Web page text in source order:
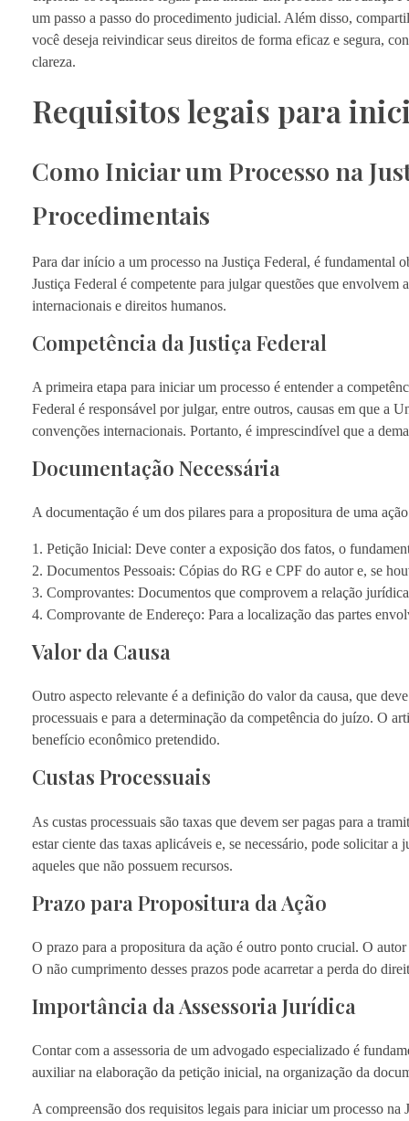
um passo a passo do procedimento judicial. Além disso,
você deseja reivindicar seus direitos de forma eficaz e segura,
clareza.
Requisitos legais para
Como Iniciar um Processo na
Procedimentais
Para dar início a um processo na Justiça Federal, é fundamental
Justiça Federal é competente para julgar questões que
internacionais e direitos humanos.
Competência da Justiça Federal
A primeira etapa para iniciar um processo é entender a
Federal é responsável por julgar, entre outros, causas em que a
convenções internacionais. Portanto, é imprescindível que a
Documentação Necessária
A documentação é um dos pilares para a propositura de uma
1. Petição Inicial: Deve conter a exposição dos fatos, o
2. Documentos Pessoais: Cópias do RG e CPF do autor e, se
3. Comprovantes: Documentos que comprovem a relação
4. Comprovante de Endereço: Para a localização das partes
Valor da Causa
Outro aspecto relevante é a definição do valor da causa, que
processuais e para a determinação da competência do juízo. O
benefício econômico pretendido.
Custas Processuais
As custas processuais são taxas que devem ser pagas para a
estar ciente das taxas aplicáveis e, se necessário, pode solicitar
aqueles que não possuem recursos.
Prazo para Propositura da Ação
O prazo para a propositura da ação é outro ponto crucial. O
O não cumprimento desses prazos pode acarretar a perda do
Importância da Assessoria Jurídica
Contar com a assessoria de um advogado especializado é
auxiliar na elaboração da petição inicial, na organização da
A compreensão dos requisitos legais para iniciar um processo na